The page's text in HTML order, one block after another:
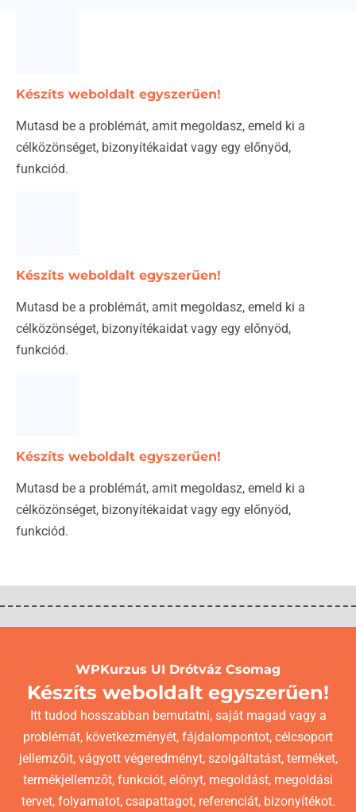
Készíts weboldalt egyszerűen!
Mutasd be a problémát, amit megoldasz, emeld ki a
célközönséget, bizonyítékaidat vagy egy előnyöd,
funkciód.
Készíts weboldalt egyszerűen!
Mutasd be a problémát, amit megoldasz, emeld ki a
célközönséget, bizonyítékaidat vagy egy előnyöd,
funkciód.
Készíts weboldalt egyszerűen!
Mutasd be a problémát, amit megoldasz, emeld ki a
célközönséget, bizonyítékaidat vagy egy előnyöd,
funkciód.
WPKurzus UI Drótváz Csomag
Készíts weboldalt egyszerűen!
Itt tudod hosszabban bemutatni, saját magad vagy a
problémát, következményét, fájdalompontot, célcsoport
jellemzőit, vágyott végeredményt, szolgáltatást, terméket,
termékjellemzőt, funkciót, előnyt, megoldást, megoldási
tervet, folyamatot, csapattagot, referenciát, bizonyítékot.